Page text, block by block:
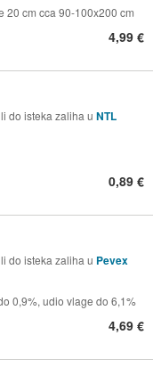
20 cm cca 90-100x200 cm
4,99 €
do isteka zaliha u NTL
0,89 €
do isteka zaliha u Pevex
0,9%, udio vlage do 6,1%
4,69 €